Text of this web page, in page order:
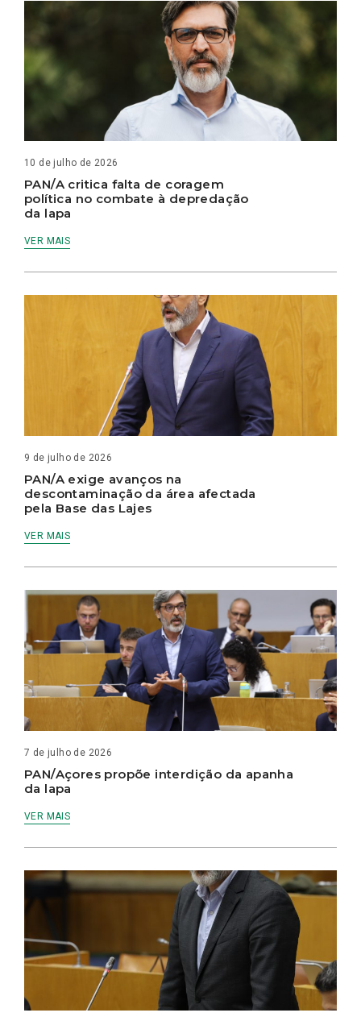
10 de julho de 2026
PAN/A critica falta de coragem
política no combate à depredação
da lapa
VER MAIS
9 de julho de 2026
PAN/A exige avanços na
descontaminação da área afectada
pela Base das Lajes
VER MAIS
7 de julho de 2026
PAN/Açores propõe interdição da apanha
da lapa
VER MAIS